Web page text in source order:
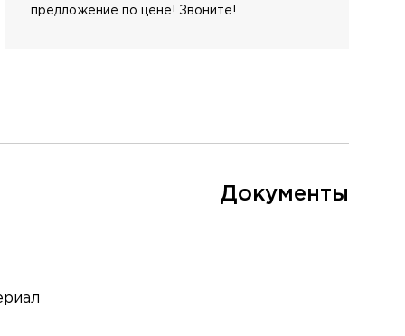
предложение по цене! Звоните!
Документы